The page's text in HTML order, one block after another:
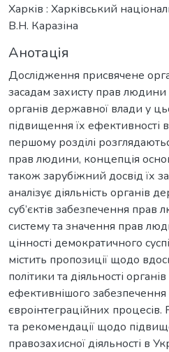
Харків : Харківський
В.Н. Каразіна
Анотація
Дослідження присвячене
засадам захисту прав людини
органів державної влади у
підвищення їх ефективності
першому розділі
прав людини, концепція
також зарубіжний досвід їх
аналізує діяльність органів
суб’єктів забезпечення
систему та значення прав
цінності демократичного
містить пропозиції щодо
політики та діяльності
ефективнішого
євроінтеграційних процесів.
та рекомендації щодо
правозахисної діяльності в